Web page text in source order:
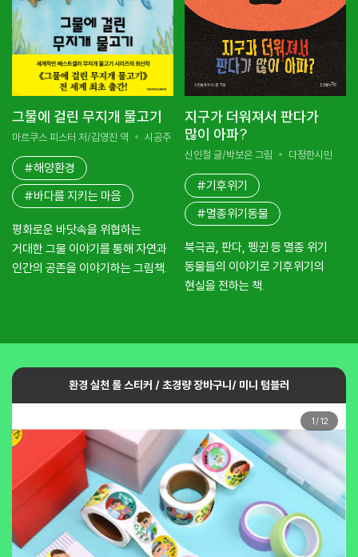
환경 실천 롤 스티커 / 초경량 장바구니/ 미니 텀블러
1 /12
그물에 걸린 무지개 물고기
마르쿠스 피스터 저/김영진 역 시공주니어
#해양환경
#바다를 지키는 마음
평화로운 바닷속을 위협하는
거대한 그물 이야기를 통해 자연과
인간의 공존을 이야기하는 그림책.
지구가 더워져서 판다가
많이 아파?
신인철 글/박보은 그림 다정한시민
#기후위기
#멸종위기동물
북극곰, 판다, 펭귄 등 멸종 위기
동물들의 이야기로 기후위기의
현실을 전하는 책.